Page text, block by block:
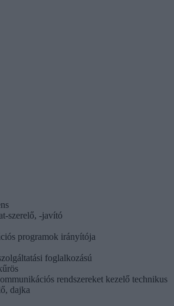
szerelő, -javító
programok irányítója
foglalkozású
rendszereket kezelő technikus
dajka